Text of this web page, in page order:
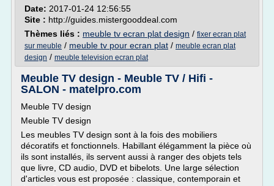
Date: 2017-01-24 12:56:55
Site : http://guides.mistergooddeal.com
Thèmes liés : meuble tv ecran plat design / fixer ecran plat
sur meuble / meuble tv pour ecran plat / meuble ecran plat
design / meuble television ecran plat
Meuble TV design - Meuble TV / Hifi -
SALON - matelpro.com
Meuble TV design
Meuble TV design
Les meubles TV design sont à la fois des mobiliers
décoratifs et fonctionnels. Habillant élégamment la pièce où
ils sont installés, ils servent aussi à ranger des objets tels
que livre, CD audio, DVD et bibelots. Une large sélection
d'articles vous est proposée : classique, contemporain et